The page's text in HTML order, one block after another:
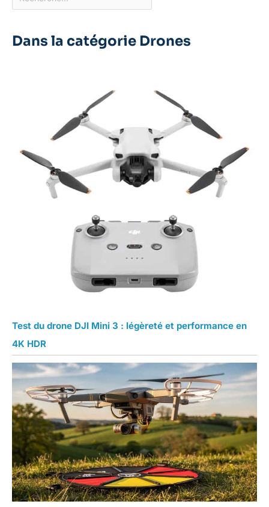
Dans la catégorie Drones
Test du drone DJI Mini 3 : légèreté et performance en
4K HDR